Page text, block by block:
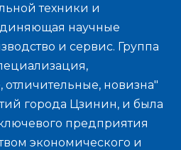
техники и
научные
и сервис. Группа
новизна"
города Цзинин, и была
предприятия
экономического и